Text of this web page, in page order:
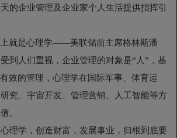
的企业管理及企业家个人生活提供指挥引
上就是心理学——美联储前主席格林斯潘
到人们重视，企业管理的对象是“人”，基
效的管理，心理学在国际军事、体育运
究、宇宙开发、管理营销、人工智能等方
。
理学，创造财富，发展事业，归根到底要